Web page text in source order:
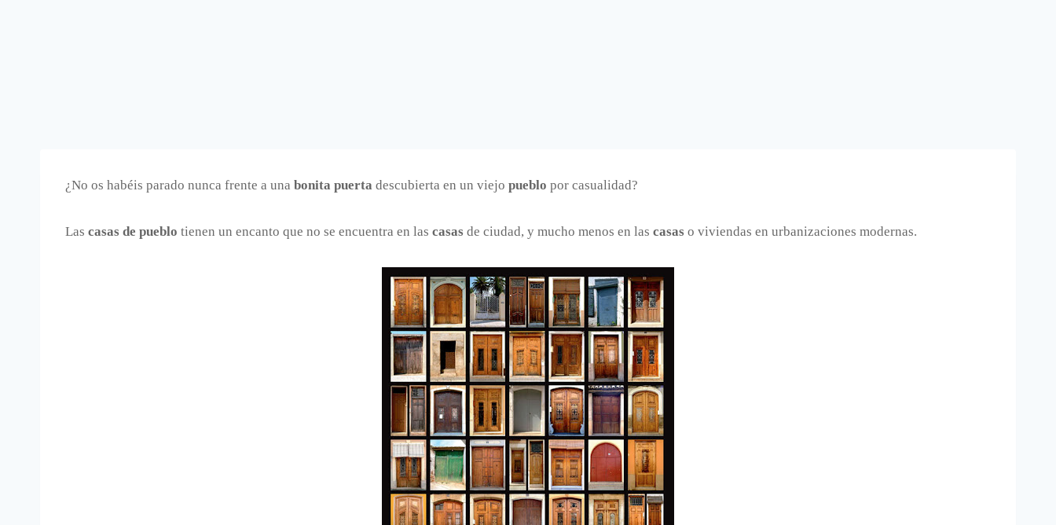
¿No os habéis parado nunca frente a una bonita puerta descubierta en un viejo pueblo por casualidad?
Las casas de pueblo tienen un encanto que no se encuentra en las casas de ciudad, y mucho menos en las casas o viviendas en urbanizaciones modernas.